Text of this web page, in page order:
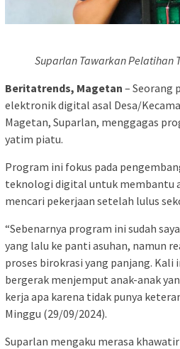
Suparlan Tawarkan Pelatihan
Beritatrends, Magetan – Seorang
elektronik digital asal Desa/
Magetan, Suparlan, menggagas
yatim piatu.
Program ini fokus pada
teknologi digital untuk membantu
mencari pekerjaan setelah lulus
“Sebenarnya program ini sudah
yang lalu ke panti asuhan, namun
proses birokrasi yang panjang. Kali
bergerak menjemput anak-anak
kerja apa karena tidak punya
Minggu (29/09/2024).
Suparlan mengaku merasa